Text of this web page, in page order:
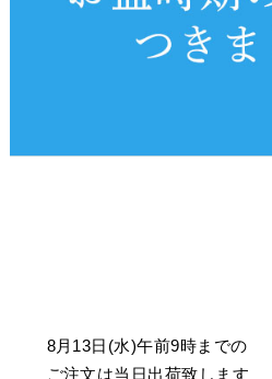
8月13日(水)午前9時までの
ご注文は当日出荷致します